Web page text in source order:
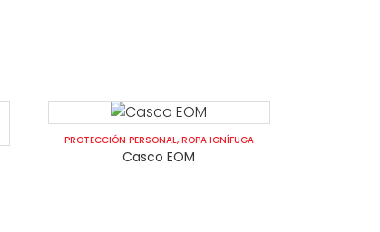
PROTECCIÓN PERSONAL, ROPA IGNÍFUGA
Casco EOM